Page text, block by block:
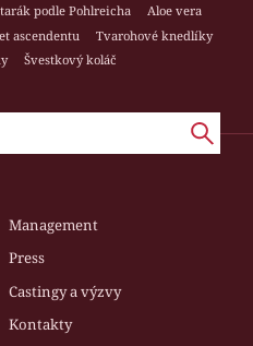
podle Pohlreicha
Aloe vera
ascendentu
Tvarohové knedlíky
Švestkový koláč
Management
Press
Castingy a výzvy
Kontakty